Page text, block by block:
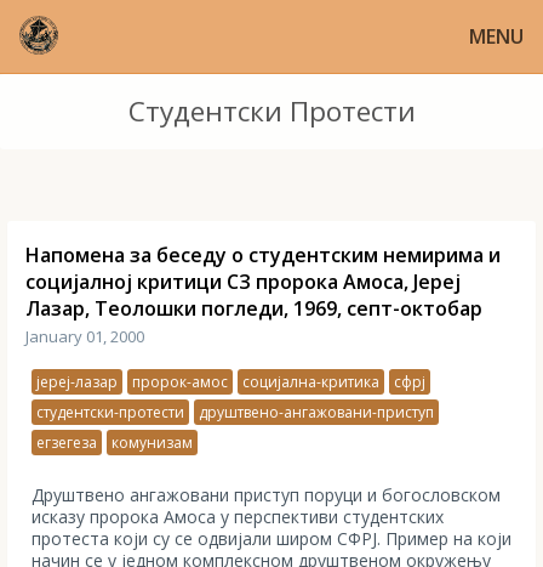
MENU
Студентски Протести
Напомена за беседу о студентским немирима и
социјалној критици СЗ пророка Амоса, Јереј
Лазар, Теолошки погледи, 1969, септ-октобар
January 01, 2000
јереј-лазар пророк-амос социјална-критика
сфрј
студентски-протести
друштвено-ангажовани-приступ
егзегеза
комунизам
Друштвено ангажовани приступ поруци и богословском
исказу пророка Амоса у перспективи студентских
протеста који су се одвијали широм СФРЈ. Пример на који
начин се у једном комплексном друштвеном окружењу